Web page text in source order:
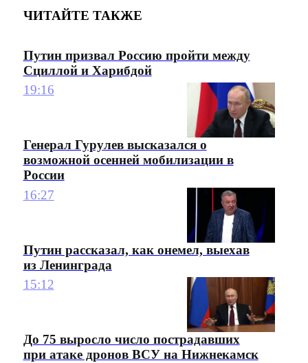
ЧИТАЙТЕ ТАКЖЕ
Путин призвал Россию пройти между
Сциллой и Харибдой
19:16
Генерал Гурулев высказался о
возможной осенней мобилизации в
России
16:27
Путин рассказал, как онемел, выехав
из Ленинграда
15:12
До 75 выросло число пострадавших
при атаке дронов ВСУ на Нижнекамск